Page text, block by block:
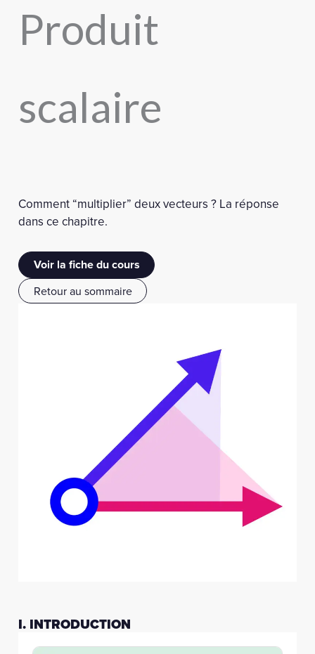
Produit
scalaire
Comment “multiplier” deux vecteurs ? La réponse
dans ce chapitre.
Voir la fiche du cours
Retour au sommaire
I. INTRODUCTION